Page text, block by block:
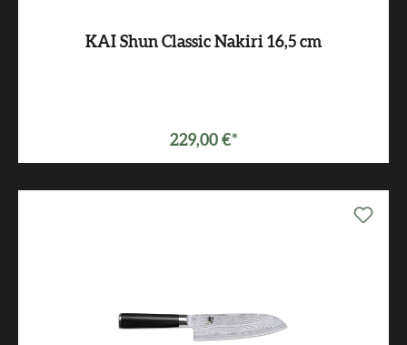
KAI Shun Classic Nakiri 16,5 cm
229,00 €*